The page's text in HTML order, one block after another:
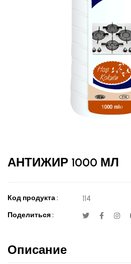
АНТИЖИР 1000 МЛ
Код продукта : 114
Поделиться :
Описание